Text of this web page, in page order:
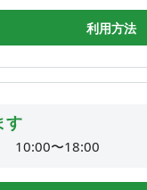
利用方法
す
10:00〜18:00